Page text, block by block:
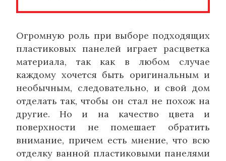
Огромную роль при выборе подходящих
пластиковых панелей играет расцветка
материала, так как в любом случае
каждому хочется быть оригинальным и
необычным, следовательно, и свой дом
отделать так, чтобы он стал не похож на
другие. Но и на качество цвета и
поверхности не помешает обратить
внимание, причем есть мнение, что всю
отделку ванной пластиковыми панелями